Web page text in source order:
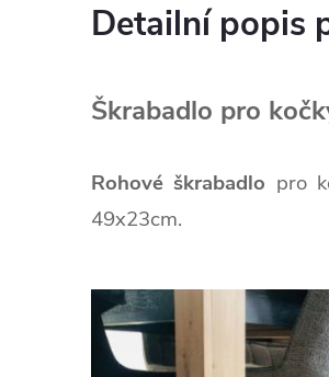
Detailní popis
Škrabadlo pro
Rohové škrabadlo pro
49x23cm.